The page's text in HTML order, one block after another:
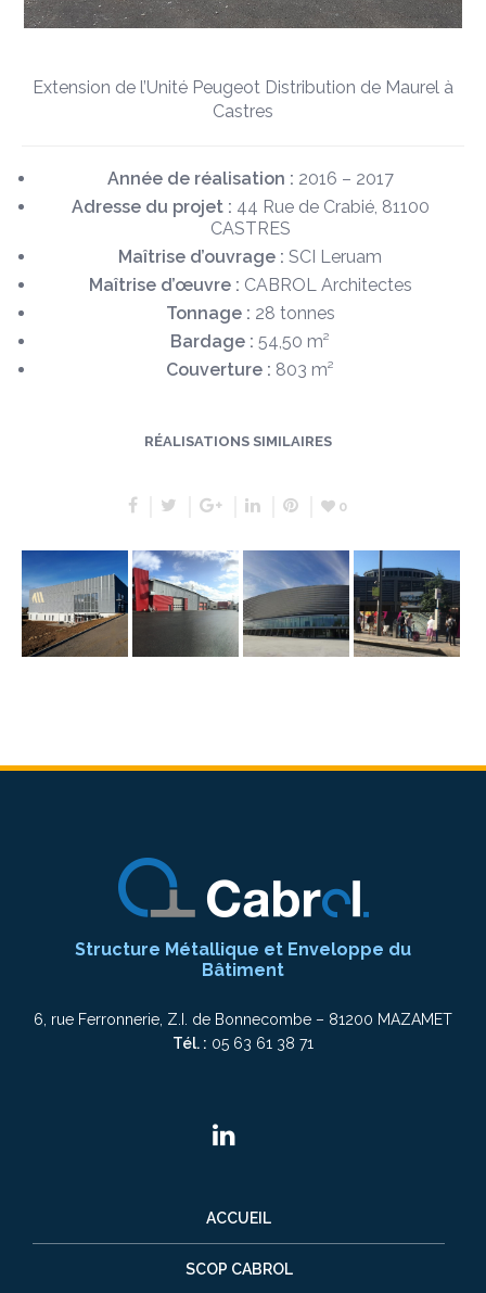
Extension de l’Unité Peugeot Distribution de Maurel à
Castres
Année de réalisation : 2016 – 2017
Adresse du projet : 44 Rue de Crabié, 81100
CASTRES
Maîtrise d’ouvrage : SCI Leruam
Maîtrise d’œuvre : CABROL Architectes
Tonnage : 28 tonnes
Bardage : 54,50 m²
Couverture : 803 m²
RÉALISATIONS SIMILAIRES
0
Structure Métallique et Enveloppe du
Bâtiment
6, rue Ferronnerie, Z.I. de Bonnecombe – 81200 MAZAMET
Tél. : 05 63 61 38 71
ACCUEIL
SCOP CABROL